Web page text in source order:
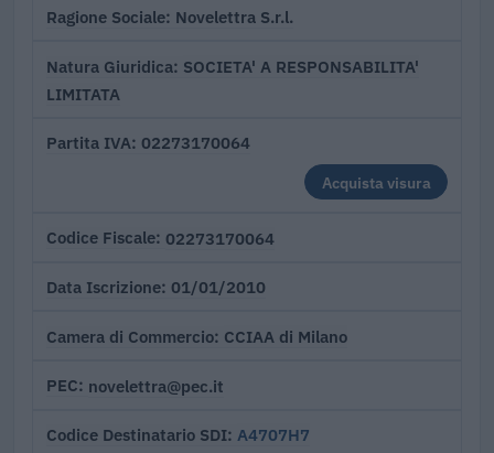
Ragione Sociale Novelettra S.r.l.
Natura Giuridica SOCIETA' A RESPONSABILITA'
LIMITATA
Partita IVA 02273170064
Acquista visura
Codice Fiscale 02273170064
Data Iscrizione 01/01/2010
Camera di Commercio CCIAA di Milano
PEC novelettra@pec.it
Codice Destinatario SDI A4707H7